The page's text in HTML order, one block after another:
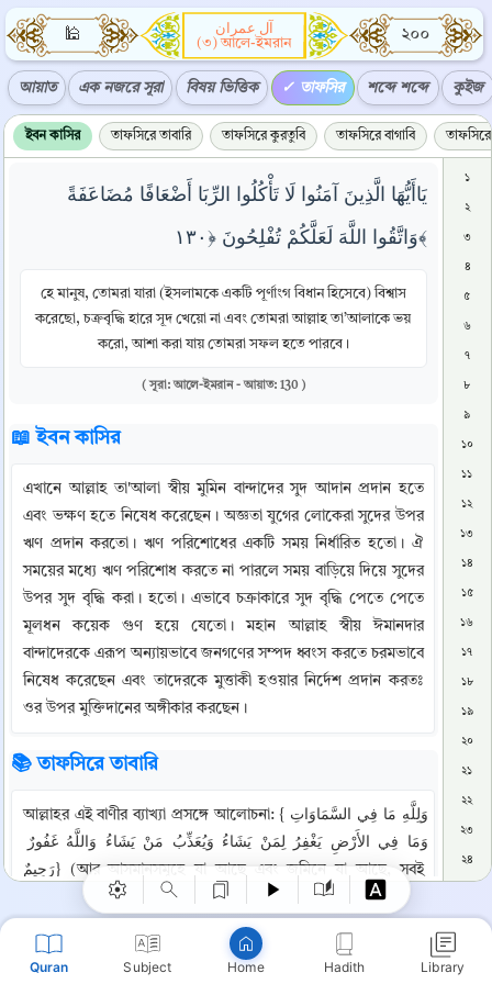
Quran Subject Home Hadith Library
🕌
آل عمران
(৩) আলে-ইমরান
২০০
আয়াত এক নজরে সূরা বিষয় ভিত্তিক তাফসির শব্দে শব্দে কুইজ
ইবন কাসির তাফসিরে তাবারি তাফসিরে কুরতুবি তাফসিরে বাগাবি তাফসিরে
يَاأَيُّهَا الَّذِينَ آمَنُوا لَا تَأْكُلُوا الرِّبَا أَضْعَافًا مُضَاعَفَةً
وَاتَّقُوا اللَّهَ لَعَلَّكُمْ تُفْلِحُونَ ﴿١٣٠﴾
হে মানুষ, তোমরা যারা (ইসলামকে একটি পূর্ণাংগ বিধান হিসেবে) বিশ্বাস
করেছো, চক্রবৃদ্ধি হারে সূদ খেয়ো না এবং তোমরা আল্লাহ তা’আলাকে ভয়
করো, আশা করা যায় তোমরা সফল হতে পারবে।
( সূরা: আলে-ইমরান - আয়াত: 130 )
📖 ইবন কাসির
এখানে আল্লাহ তা'আলা স্বীয় মুমিন বান্দাদের সুদ আদান প্রদান হতে
এবং ভক্ষণ হতে নিষেধ করেছেন। অজ্ঞতা যুগের লোকেরা সুদের উপর
ঋণ প্রদান করতো। ঋণ পরিশোধের একটি সময় নির্ধারিত হতো। ঐ
সময়ের মধ্যে ঋণ পরিশোধ করতে না পারলে সময় বাড়িয়ে দিয়ে সুদের
উপর সুদ বৃদ্ধি করা। হতো। এভাবে চক্রাকারে সুদ বৃদ্ধি পেতে পেতে
মূলধন কয়েক গুণ হয়ে যেতো। মহান আল্লাহ স্বীয় ঈমানদার
বান্দাদেরকে এরূপ অন্যায়ভাবে জনগণের সম্পদ ধ্বংস করতে চরমভাবে
নিষেধ করেছেন এবং তাদেরকে মুত্তাকী হওয়ার নির্দেশ প্রদান করতঃ
ওর উপর মুক্তিদানের অঙ্গীকার করছেন।
📚 তাফসিরে তাবারি
আল্লাহর এই বাণীর ব্যাখ্যা প্রসঙ্গে আলোচনা: {وَلِلَّهِ مَا فِي السَّمَاوَاتِ
رَحِيمٌ} (আর আসমানসমূহে যা আছে এবং জমিনে যা আছে, সবই
আল্লাহর। তিনি যাকে ইচ্ছা ক্ষমা করেন এবং যাকে ইচ্ছা শাস্তি দেন।
আর আল্লাহ ক্ষমাশীল, পরম দয়ালু)। (সূরা আলে ইমরান: ১২৯)
আবু জাফর (তাবারী) বলেন: এর দ্বারা আল্লাহ তা‘আলা বুঝিয়েছেন: হে
১
২
৩
৪
৫
৬
৭
৮
৯
১০
১১
১২
১৩
১৪
১৫
১৬
১৭
১৮
১৯
২০
২১
২২
২৩
২৪
২৬